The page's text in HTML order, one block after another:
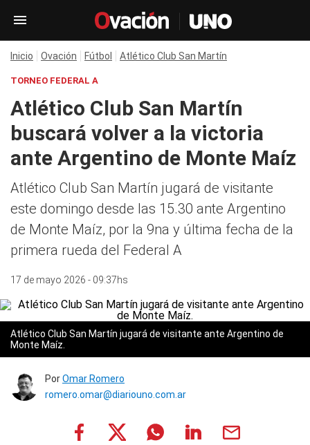
Inicio Ovación Fútbol Atlético Club San Martín
TORNEO FEDERAL A
Atlético Club San Martín
buscará volver a la victoria
ante Argentino de Monte Maíz
Atlético Club San Martín jugará de visitante
este domingo desde las 15.30 ante Argentino
de Monte Maíz, por la 9na y última fecha de la
primera rueda del Federal A
17 de mayo 2026 - 09:37hs
Atlético Club San Martín jugará de visitante ante Argentino de
Monte Maíz.
PorOmar Romero
romero.omar@diariouno.com.ar